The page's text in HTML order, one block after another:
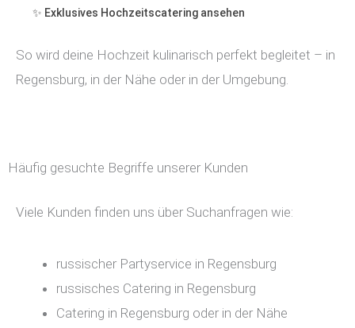
✨ Exklusives Hochzeitscatering ansehen
So wird deine Hochzeit kulinarisch perfekt begleitet – in
Regensburg, in der Nähe oder in der Umgebung.
Häufig gesuchte Begriffe unserer Kunden
Viele Kunden finden uns über Suchanfragen wie:
russischer Partyservice in Regensburg
russisches Catering in Regensburg
Catering in Regensburg oder in der Nähe